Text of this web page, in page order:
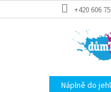
na
+420 606
Náplně do